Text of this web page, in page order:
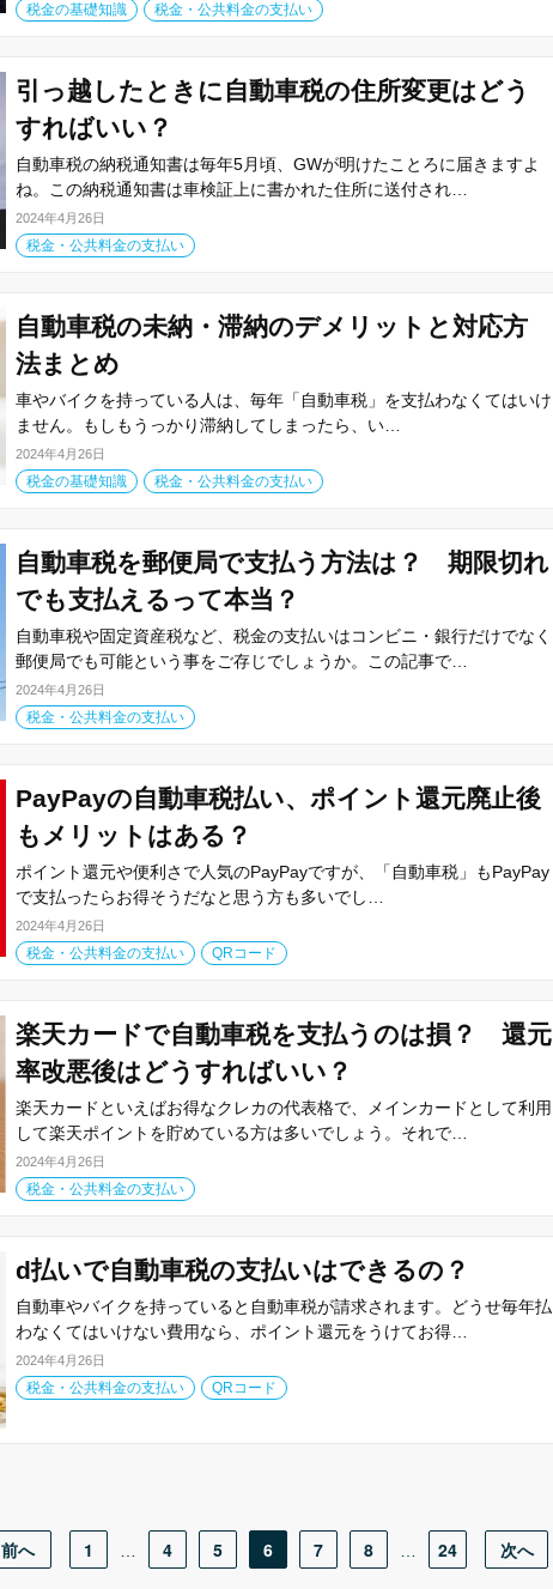
税金の基礎知識 税金・公共料金の支払い
引っ越したときに自動車税の住所変更はどう
すればいい？
自動車税の納税通知書は毎年5月頃、GWが明けたことろに届きますよ
ね。この納税通知書は車検証上に書かれた住所に送付され…
2024年4月26日
税金・公共料金の支払い
自動車税の未納・滞納のデメリットと対応方
法まとめ
車やバイクを持っている人は、毎年「自動車税」を支払わなくてはいけ
ません。もしもうっかり滞納してしまったら、い…
2024年4月26日
税金の基礎知識 税金・公共料金の支払い
自動車税を郵便局で支払う方法は？ 期限切れ
でも支払えるって本当？
自動車税や固定資産税など、税金の支払いはコンビニ・銀行だけでなく
郵便局でも可能という事をご存じでしょうか。この記事で…
2024年4月26日
税金・公共料金の支払い
PayPayの自動車税払い、ポイント還元廃止後
もメリットはある？
ポイント還元や便利さで人気のPayPayですが、「自動車税」もPayPay
で支払ったらお得そうだなと思う方も多いでし…
2024年4月26日
税金・公共料金の支払い QRコード
楽天カードで自動車税を支払うのは損？ 還元
率改悪後はどうすればいい？
楽天カードといえばお得なクレカの代表格で、メインカードとして利用
して楽天ポイントを貯めている方は多いでしょう。それで…
2024年4月26日
税金・公共料金の支払い
d払いで自動車税の支払いはできるの？
自動車やバイクを持っていると自動車税が請求されます。どうせ毎年払
わなくてはいけない費用なら、ポイント還元をうけてお得…
2024年4月26日
税金・公共料金の支払い QRコード
前へ 1 4 5 6 7 8 24 次へ